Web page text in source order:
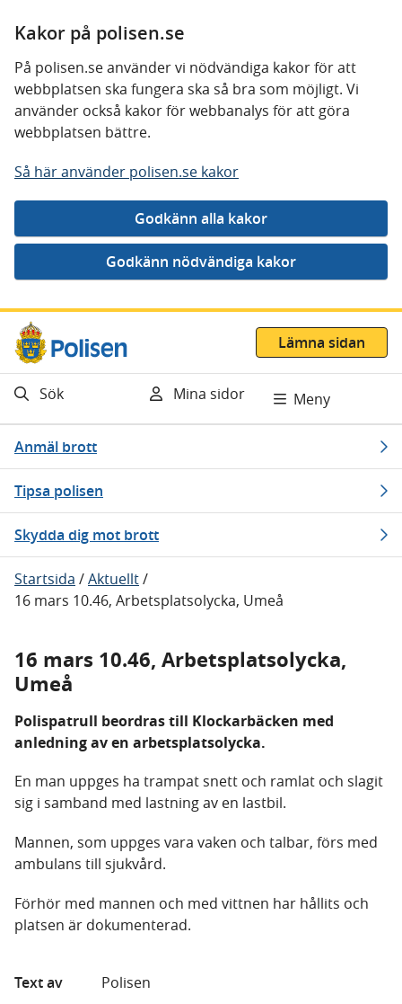
Kakor på polisen.se
På polisen.se använder vi nödvändiga kakor för att
webbplatsen ska fungera ska så bra som möjligt. Vi
använder också kakor för webbanalys för att göra
webbplatsen bättre.
Så här använder polisen.se kakor
Gå direkt till innehåll
Lämna sidan
Sök Mina sidor Meny
Anmäl brott
Tipsa polisen
Skydda dig mot brott
Startsida /Aktuellt/
16 mars 10.46, Arbetsplatsolycka, Umeå
16 mars 10.46, Arbetsplatsolycka,
Umeå
Polispatrull beordras till Klockarbäcken med
anledning av en arbetsplatsolycka.
En man uppges ha trampat snett och ramlat och slagit
sig i samband med lastning av en lastbil.
Mannen, som uppges vara vaken och talbar, förs med
ambulans till sjukvård.
Förhör med mannen och med vittnen har hållits och
platsen är dokumenterad.
Text av
Polisen